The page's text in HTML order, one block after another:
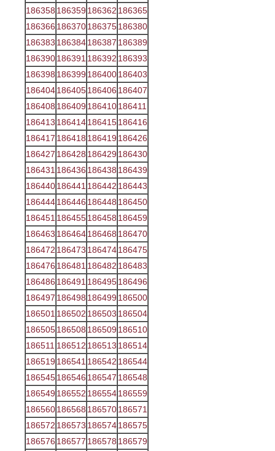
186358 186359186362 186365
186366 186370186375186380
186383 186384186387 186389
186390186391 186392 186393
186398 186399186400186403
186404186405186406 186407
186408 186409186410186411
186413 186414186415186416
186417 186418 186419186426
186427 186428 186429186430
186431 186436 186438 186439
186440186441 186442 186443
186444186446 186448 186450
186451 186455186458 186459
186463 186464186468 186470
186472 186473 186474186475
186476 186481 186482 186483
186486 186491 186495186496
186497 186498 186499186500
186501 186502 186503 186504
186505186508 186509186510
186511 186512 186513 186514
186519186541 186542 186544
186545186546 186547 186548
186549186552 186554186559
186560186568 186570186571
186572 186573 186574186575
186576 186577 186578 186579